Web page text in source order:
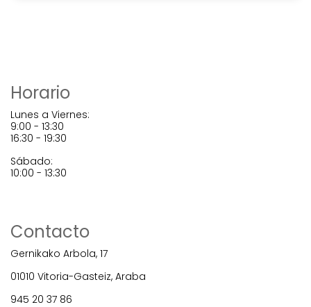
Horario
Lunes a Viernes:
9:00 - 13:30
16:30 - 19:30
Sábado:
10:00 - 13:30
Contacto
Gernikako Arbola, 17
01010 Vitoria-Gasteiz, Araba
945 20 37 86